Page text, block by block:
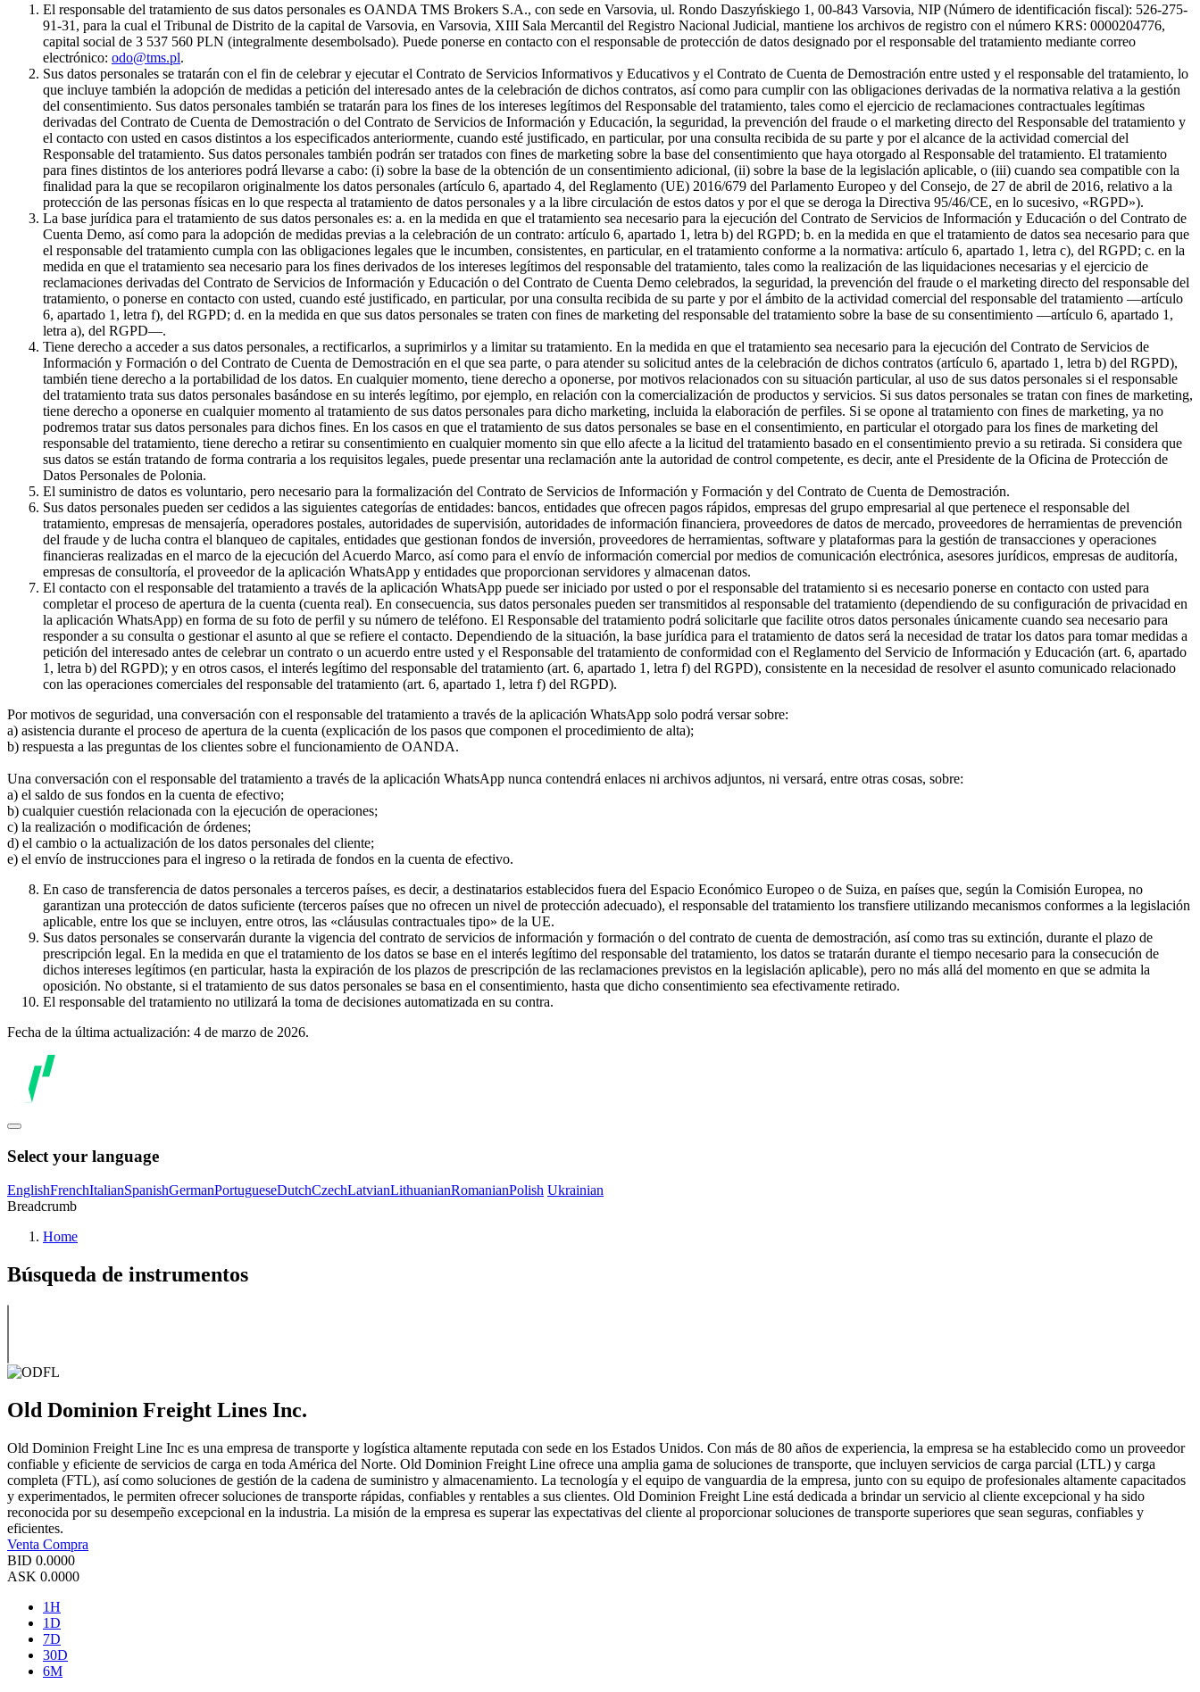
El responsable del tratamiento de sus datos personales es OANDA TMS Brokers S.A., con sede en Varsovia, ul. Rondo Daszyńskiego 1, 00-843 Varsovia, NIP (Número de identificación fiscal): 526-275-
91-31, para la cual el Tribunal de Distrito de la capital de Varsovia, en Varsovia, XIII Sala Mercantil del Registro Nacional Judicial, mantiene los archivos de registro con el número KRS: 0000204776,
capital social de 3 537 560 PLN (integralmente desembolsado). Puede ponerse en contacto con el responsable de protección de datos designado por el responsable del tratamiento mediante correo
electrónico: odo@tms.pl.
Sus datos personales se tratarán con el fin de celebrar y ejecutar el Contrato de Servicios Informativos y Educativos y el Contrato de Cuenta de Demostración entre usted y el responsable del tratamiento, lo
que incluye también la adopción de medidas a petición del interesado antes de la celebración de dichos contratos, así como para cumplir con las obligaciones derivadas de la normativa relativa a la gestión
del consentimiento. Sus datos personales también se tratarán para los fines de los intereses legítimos del Responsable del tratamiento, tales como el ejercicio de reclamaciones contractuales legítimas
derivadas del Contrato de Cuenta de Demostración o del Contrato de Servicios de Información y Educación, la seguridad, la prevención del fraude o el marketing directo del Responsable del tratamiento y
el contacto con usted en casos distintos a los especificados anteriormente, cuando esté justificado, en particular, por una consulta recibida de su parte y por el alcance de la actividad comercial del
Responsable del tratamiento. Sus datos personales también podrán ser tratados con fines de marketing sobre la base del consentimiento que haya otorgado al Responsable del tratamiento. El tratamiento
para fines distintos de los anteriores podrá llevarse a cabo: (i) sobre la base de la obtención de un consentimiento adicional, (ii) sobre la base de la legislación aplicable, o (iii) cuando sea compatible con la
finalidad para la que se recopilaron originalmente los datos personales (artículo 6, apartado 4, del Reglamento (UE) 2016/679 del Parlamento Europeo y del Consejo, de 27 de abril de 2016, relativo a la
protección de las personas físicas en lo que respecta al tratamiento de datos personales y a la libre circulación de estos datos y por el que se deroga la Directiva 95/46/CE, en lo sucesivo, «RGPD»).
La base jurídica para el tratamiento de sus datos personales es: a. en la medida en que el tratamiento sea necesario para la ejecución del Contrato de Servicios de Información y Educación o del Contrato de
Cuenta Demo, así como para la adopción de medidas previas a la celebración de un contrato: artículo 6, apartado 1, letra b) del RGPD; b. en la medida en que el tratamiento de datos sea necesario para que
el responsable del tratamiento cumpla con las obligaciones legales que le incumben, consistentes, en particular, en el tratamiento conforme a la normativa: artículo 6, apartado 1, letra c), del RGPD; c. en la
medida en que el tratamiento sea necesario para los fines derivados de los intereses legítimos del responsable del tratamiento, tales como la realización de las liquidaciones necesarias y el ejercicio de
reclamaciones derivadas del Contrato de Servicios de Información y Educación o del Contrato de Cuenta Demo celebrados, la seguridad, la prevención del fraude o el marketing directo del responsable del
tratamiento, o ponerse en contacto con usted, cuando esté justificado, en particular, por una consulta recibida de su parte y por el ámbito de la actividad comercial del responsable del tratamiento —artículo
6, apartado 1, letra f), del RGPD; d. en la medida en que sus datos personales se traten con fines de marketing del responsable del tratamiento sobre la base de su consentimiento —artículo 6, apartado 1,
letra a), del RGPD—.
Tiene derecho a acceder a sus datos personales, a rectificarlos, a suprimirlos y a limitar su tratamiento. En la medida en que el tratamiento sea necesario para la ejecución del Contrato de Servicios de
Información y Formación o del Contrato de Cuenta de Demostración en el que sea parte, o para atender su solicitud antes de la celebración de dichos contratos (artículo 6, apartado 1, letra b) del RGPD),
también tiene derecho a la portabilidad de los datos. En cualquier momento, tiene derecho a oponerse, por motivos relacionados con su situación particular, al uso de sus datos personales si el responsable
del tratamiento trata sus datos personales basándose en su interés legítimo, por ejemplo, en relación con la comercialización de productos y servicios. Si sus datos personales se tratan con fines de marketing,
tiene derecho a oponerse en cualquier momento al tratamiento de sus datos personales para dicho marketing, incluida la elaboración de perfiles. Si se opone al tratamiento con fines de marketing, ya no
podremos tratar sus datos personales para dichos fines. En los casos en que el tratamiento de sus datos personales se base en el consentimiento, en particular el otorgado para los fines de marketing del
responsable del tratamiento, tiene derecho a retirar su consentimiento en cualquier momento sin que ello afecte a la licitud del tratamiento basado en el consentimiento previo a su retirada. Si considera que
sus datos se están tratando de forma contraria a los requisitos legales, puede presentar una reclamación ante la autoridad de control competente, es decir, ante el Presidente de la Oficina de Protección de
Datos Personales de Polonia.
El suministro de datos es voluntario, pero necesario para la formalización del Contrato de Servicios de Información y Formación y del Contrato de Cuenta de Demostración.
Sus datos personales pueden ser cedidos a las siguientes categorías de entidades: bancos, entidades que ofrecen pagos rápidos, empresas del grupo empresarial al que pertenece el responsable del
tratamiento, empresas de mensajería, operadores postales, autoridades de supervisión, autoridades de información financiera, proveedores de datos de mercado, proveedores de herramientas de prevención
del fraude y de lucha contra el blanqueo de capitales, entidades que gestionan fondos de inversión, proveedores de herramientas, software y plataformas para la gestión de transacciones y operaciones
financieras realizadas en el marco de la ejecución del Acuerdo Marco, así como para el envío de información comercial por medios de comunicación electrónica, asesores jurídicos, empresas de auditoría,
empresas de consultoría, el proveedor de la aplicación WhatsApp y entidades que proporcionan servidores y almacenan datos.
El contacto con el responsable del tratamiento a través de la aplicación WhatsApp puede ser iniciado por usted o por el responsable del tratamiento si es necesario ponerse en contacto con usted para
completar el proceso de apertura de la cuenta (cuenta real). En consecuencia, sus datos personales pueden ser transmitidos al responsable del tratamiento (dependiendo de su configuración de privacidad en
la aplicación WhatsApp) en forma de su foto de perfil y su número de teléfono. El Responsable del tratamiento podrá solicitarle que facilite otros datos personales únicamente cuando sea necesario para
responder a su consulta o gestionar el asunto al que se refiere el contacto. Dependiendo de la situación, la base jurídica para el tratamiento de datos será la necesidad de tratar los datos para tomar medidas a
petición del interesado antes de celebrar un contrato o un acuerdo entre usted y el Responsable del tratamiento de conformidad con el Reglamento del Servicio de Información y Educación (art. 6, apartado
1, letra b) del RGPD); y en otros casos, el interés legítimo del responsable del tratamiento (art. 6, apartado 1, letra f) del RGPD), consistente en la necesidad de resolver el asunto comunicado relacionado
con las operaciones comerciales del responsable del tratamiento (art. 6, apartado 1, letra f) del RGPD).
Por motivos de seguridad, una conversación con el responsable del tratamiento a través de la aplicación WhatsApp solo podrá versar sobre:
a) asistencia durante el proceso de apertura de la cuenta (explicación de los pasos que componen el procedimiento de alta);
b) respuesta a las preguntas de los clientes sobre el funcionamiento de OANDA.
Una conversación con el responsable del tratamiento a través de la aplicación WhatsApp nunca contendrá enlaces ni archivos adjuntos, ni versará, entre otras cosas, sobre:
a) el saldo de sus fondos en la cuenta de efectivo;
b) cualquier cuestión relacionada con la ejecución de operaciones;
c) la realización o modificación de órdenes;
d) el cambio o la actualización de los datos personales del cliente;
e) el envío de instrucciones para el ingreso o la retirada de fondos en la cuenta de efectivo.
En caso de transferencia de datos personales a terceros países, es decir, a destinatarios establecidos fuera del Espacio Económico Europeo o de Suiza, en países que, según la Comisión Europea, no
garantizan una protección de datos suficiente (terceros países que no ofrecen un nivel de protección adecuado), el responsable del tratamiento los transfiere utilizando mecanismos conformes a la legislación
aplicable, entre los que se incluyen, entre otros, las «cláusulas contractuales tipo» de la UE.
Sus datos personales se conservarán durante la vigencia del contrato de servicios de información y formación o del contrato de cuenta de demostración, así como tras su extinción, durante el plazo de
prescripción legal. En la medida en que el tratamiento de los datos se base en el interés legítimo del responsable del tratamiento, los datos se tratarán durante el tiempo necesario para la consecución de
dichos intereses legítimos (en particular, hasta la expiración de los plazos de prescripción de las reclamaciones previstos en la legislación aplicable), pero no más allá del momento en que se admita la
oposición. No obstante, si el tratamiento de sus datos personales se basa en el consentimiento, hasta que dicho consentimiento sea efectivamente retirado.
El responsable del tratamiento no utilizará la toma de decisiones automatizada en su contra.
Fecha de la última actualización: 4 de marzo de 2026.
Select your language
EnglishFrenchItalianSpanishGermanPortugueseDutchCzechLatvianLithuanianRomanianPolish Ukrainian
Breadcrumb
Home
Búsqueda de instrumentos
Old Dominion Freight Lines Inc.
Old Dominion Freight Line Inc es una empresa de transporte y logística altamente reputada con sede en los Estados Unidos. Con más de 80 años de experiencia, la empresa se ha establecido como un proveedor
confiable y eficiente de servicios de carga en toda América del Norte. Old Dominion Freight Line ofrece una amplia gama de soluciones de transporte, que incluyen servicios de carga parcial (LTL) y carga
completa (FTL), así como soluciones de gestión de la cadena de suministro y almacenamiento. La tecnología y el equipo de vanguardia de la empresa, junto con su equipo de profesionales altamente capacitados
y experimentados, le permiten ofrecer soluciones de transporte rápidas, confiables y rentables a sus clientes. Old Dominion Freight Line está dedicada a brindar un servicio al cliente excepcional y ha sido
reconocida por su desempeño excepcional en la industria. La misión de la empresa es superar las expectativas del cliente al proporcionar soluciones de transporte superiores que sean seguras, confiables y
eficientes.
Venta Compra
BID 0.0000
ASK 0.0000
1H
1D
7D
30D
6M